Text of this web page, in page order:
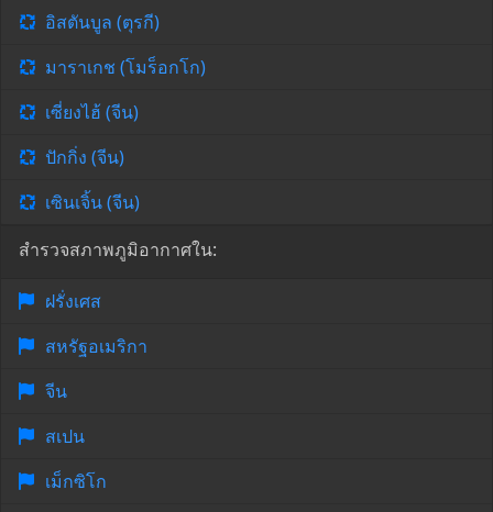
อิสตันบูล (ตุรกี)
มาราเกช (โมร็อกโก)
เซี่ยงไฮ้ (จีน)
ปักกิ่ง (จีน)
เซินเจิ้น (จีน)
สำรวจสภาพภูมิอากาศใน:
ฝรั่งเศส
สหรัฐอเมริกา
จีน
สเปน
เม็กซิโก